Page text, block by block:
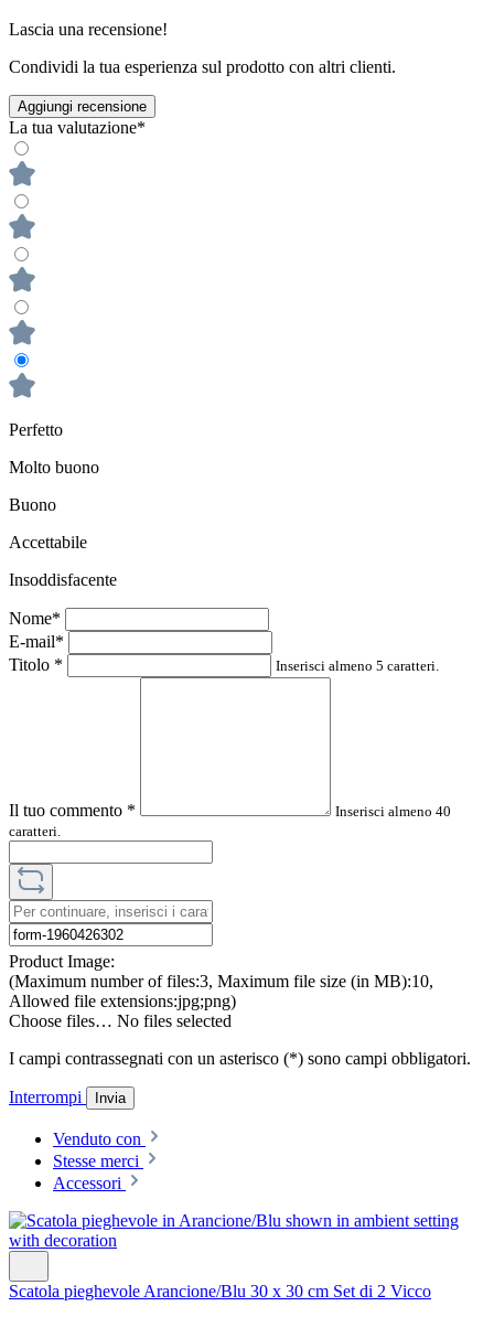
Lascia una recensione!
Condividi la tua esperienza sul prodotto con altri clienti.
Aggiungi recensione
La tua valutazione*
Perfetto
Molto buono
Buono
Accettabile
Insoddisfacente
Nome*
E-mail*
Titolo * Inserisci almeno 5 caratteri.
Il tuo commento *
Inserisci almeno 40
caratteri.
Product Image:
(Maximum number of files:3, Maximum file size (in MB):10,
Allowed file extensions:jpg;png)
Choose files… No files selected
I campi contrassegnati con un asterisco (*) sono campi obbligatori.
Interrompi Invia
Venduto con
Stesse merci
Accessori
Scatola pieghevole Arancione/Blu 30 x 30 cm Set di 2 Vicco